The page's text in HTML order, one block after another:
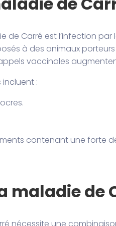
de Carré est l’infection par
à des animaux
vaccinales
:
contenant une forte
maladie de